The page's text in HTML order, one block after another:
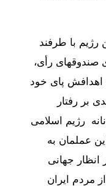
رژیم با طرفند
صندوقهای رأی،
اهدافش پای خود
بر رفتار
رژیم
اسلامی
این عملمان به
انظار جهانی
از مردم
ایران